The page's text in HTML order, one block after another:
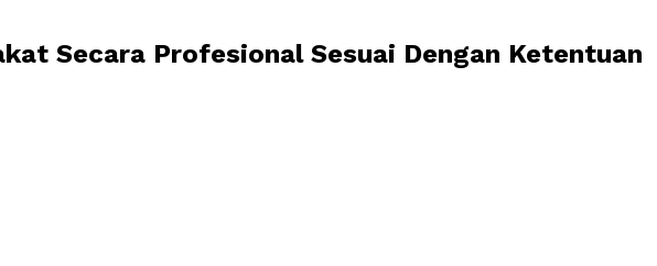
Secara Profesional Sesuai Dengan Ketentuan